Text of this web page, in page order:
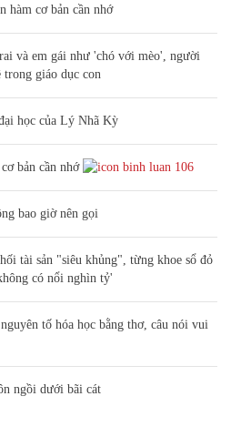
hàm cơ bản cần nhớ
và em gái như 'chó với mèo', người
giáo dục con
học của Lý Nhã Kỳ
bản cần nhớ 106
bao giờ nên gọi
tài sản "siêu khủng", từng khoe sổ đỏ
có nổi nghìn tỷ'
tố hóa học bằng thơ, câu nói vui
ngồi dưới bãi cát